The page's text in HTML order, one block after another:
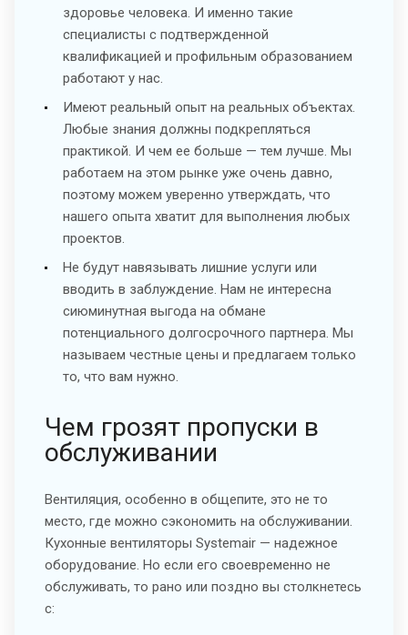
здоровье человека. И именно такие
специалисты с подтвержденной
квалификацией и профильным образованием
работают у нас.
Имеют реальный опыт на реальных объектах.
Любые знания должны подкрепляться
практикой. И чем ее больше — тем лучше. Мы
работаем на этом рынке уже очень давно,
поэтому можем уверенно утверждать, что
нашего опыта хватит для выполнения любых
проектов.
Не будут навязывать лишние услуги или
вводить в заблуждение. Нам не интересна
сиюминутная выгода на обмане
потенциального долгосрочного партнера. Мы
называем честные цены и предлагаем только
то, что вам нужно.
Чем грозят пропуски в
обслуживании
Вентиляция, особенно в общепите, это не то
место, где можно сэкономить на обслуживании.
Кухонные вентиляторы Systemair — надежное
оборудование. Но если его своевременно не
обслуживать, то рано или поздно вы столкнетесь
с: